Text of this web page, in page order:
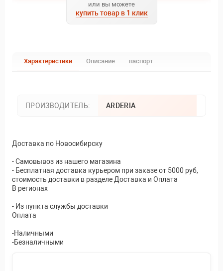
или вы можете
купить товар в 1 клик
Характеристики Описание паспорт
ПРОИЗВОДИТЕЛЬ: ARDERIA
Доставка по Новосибирску
- Самовывоз из нашего магазина
- Бесплатная доставка курьером при заказе от 5000 руб,
стоимость доставки в разделе Доставка и Оплата
В регионах
- Из пункта службы доставки
Оплата
-Наличными
-Безналичными